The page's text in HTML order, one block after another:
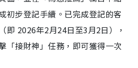
初步登記手續。已完成登記的客
即 2026年2月24日至3月2日），
「接財神」任務，即可獲得一次